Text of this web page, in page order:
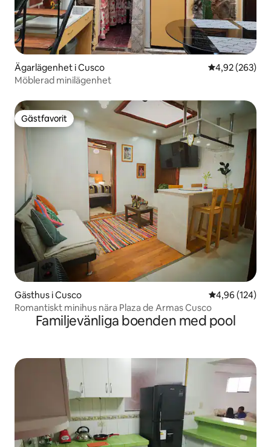
Ägarlägenhet i Cusco 4,92 av 5 i
4,92 (263)
Möblerad minilägenhet
Gästfavorit
Gästfavorit
Gästhus i Cusco 4,96 av 5 i
4,96 (124)
Romantiskt minihus nära Plaza de Armas Cusco
Familjevänliga boenden med pool